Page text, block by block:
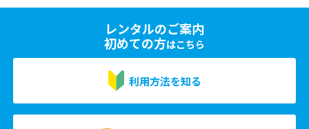
レンタルのご案内
初めての方はこちら
利用方法を知る